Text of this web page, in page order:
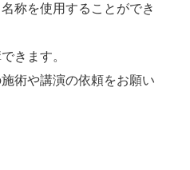
称を使用することができ
きます。
術や講演の依頼をお願い